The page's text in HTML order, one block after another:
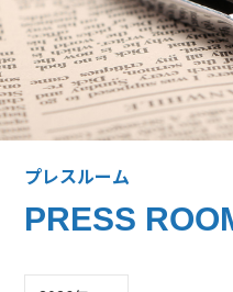
プレスルーム
PRESS
年選択